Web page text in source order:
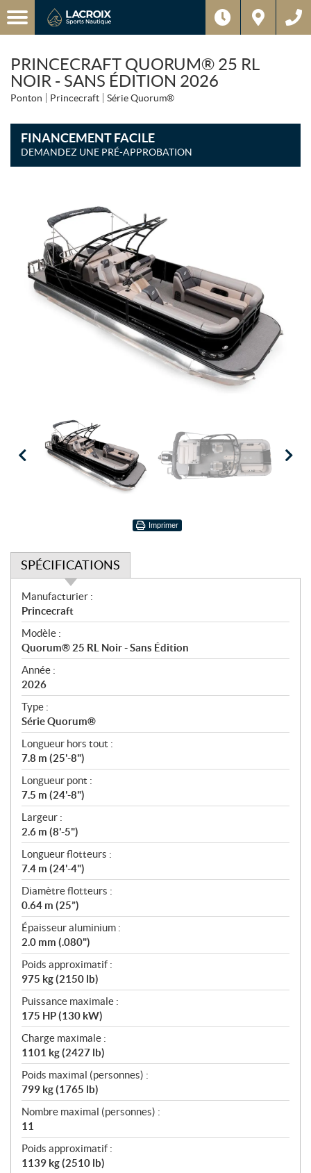
PRINCECRAFT QUORUM® 25 RL
NOIR - SANS ÉDITION 2026
Ponton Princecraft Série Quorum®
FINANCEMENT FACILE
DEMANDEZ UNE PRÉ-APPROBATION
Imprimer
SPÉCIFICATIONS
S
p
é
c
i
f
i
c
a
t
i
o
n
s
Manufacturier :
Princecraft
Modèle :
Quorum® 25 RL Noir - Sans Édition
Année :
2026
Type :
Série Quorum®
Longueur hors tout :
7.8 m (25'-8")
Longueur pont :
7.5 m (24'-8")
Largeur :
2.6 m (8'-5")
Longueur flotteurs :
7.4 m (24'-4")
Diamètre flotteurs :
0.64 m (25”)
Épaisseur aluminium :
2.0 mm (.080")
Poids approximatif :
975 kg (2150 lb)
Puissance maximale :
175 HP (130 kW)
Charge maximale :
1101 kg (2427 lb)
Poids maximal (personnes) :
799 kg (1765 lb)
Nombre maximal (personnes) :
11
Poids approximatif :
1139 kg (2510 lb)